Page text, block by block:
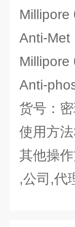
Millipore
Anti-
Millipore
Anti-
货号：
使用方法
其他操
,公司,代